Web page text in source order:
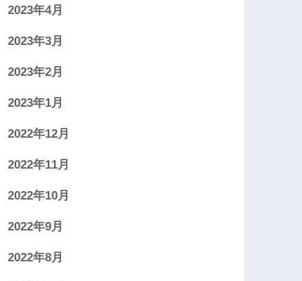
2023年4月
2023年3月
2023年2月
2023年1月
2022年12月
2022年11月
2022年10月
2022年9月
2022年8月